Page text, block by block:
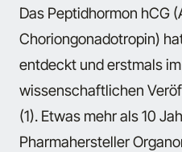
Das Peptidhormon hCG
Choriongonadotropin)
entdeckt und erstmals
wissenschaftlichen
(1). Etwas mehr als 10
Pharmahersteller